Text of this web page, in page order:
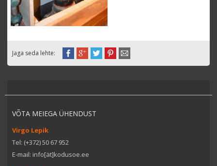
Jaga seda lehte:
VÕTA MEIEGA ÜHENDUST
Virgo Lepik
Tel: (+372) 50 67 952
E-mail: info[ät]kodusoe.ee